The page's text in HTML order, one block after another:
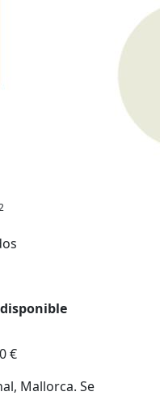
€
Mallorca. Se